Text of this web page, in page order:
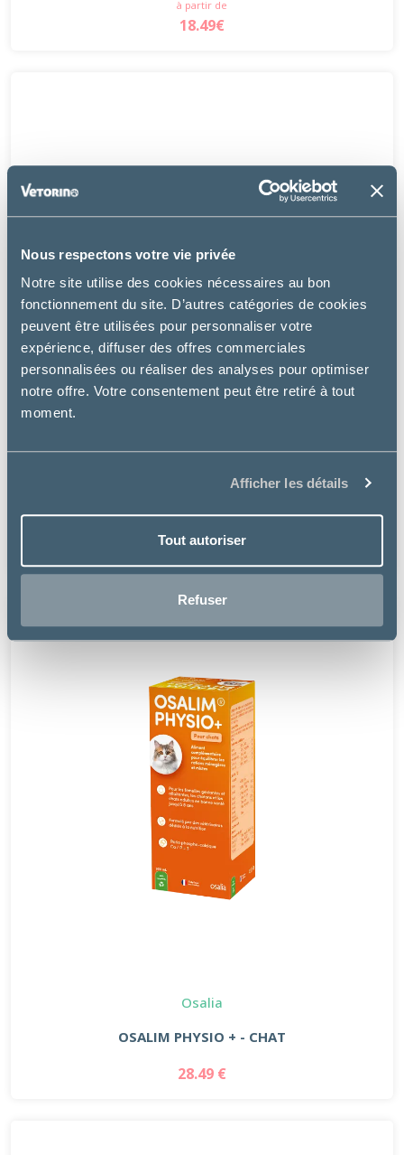
Nous respectons votre vie privée
Notre site utilise des cookies nécessaires au bon
fonctionnement du site. D’autres catégories de cookies
peuvent être utilisées pour personnaliser votre
expérience, diffuser des offres commerciales
personnalisées ou réaliser des analyses pour optimiser
notre offre. Votre consentement peut être retiré à tout
moment.
Afficher les détails
Tout autoriser
Refuser
à partir de
18.49€
NUTRIBOOST PET - CHIEN & CHAT
14.49 €
Osalia
OSALIM PHYSIO + - CHAT
28.49 €